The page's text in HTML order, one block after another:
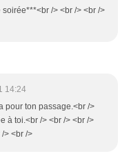
/> <br /> <br />
14:24
pour ton passage.<br />
à toi.<br /> <br /> <br />
> <br />